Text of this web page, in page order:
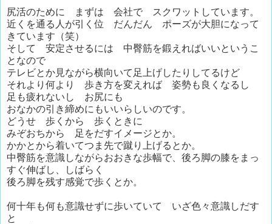
尻活のために まずは 会社で スクワットしています。
近くを通る人が引く位 だんだん ポーズが大胆になって
きています（笑）
そして 安定させるには 中臀筋を鍛えればいいというこ
となので
テレビとか見ながら横向いて足上げしたりしてるけど
それより何より 歩き方を変えれば 姿勢も良くなるし
足も疲れないし お尻にも
おなかの引き締めにもいいらしいのです。
どうせ 歩くから 歩くときに
みぞおちから 足をだすイメージとか。
かかとから着いてつま先で蹴り上げるとか。
中臀筋を意識しながらおおきな歩幅で、後ろ脚の膝をまっ
すぐ伸ばし、しばらく
後ろ脚を残す感覚で歩くとか。
何十年も何も意識せずに歩いていて いざ色々意識しだす
と